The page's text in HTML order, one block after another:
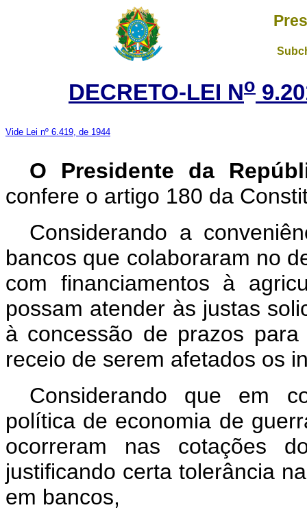
DECRETO-LEI No
Vide Lei nº 6.419, de 1944
O Presidente da
confere o artigo 180 da
Considerando a
bancos que colaboraram no
com financiamentos à
possam atender às justas
à concessão de prazos
receio de serem afetados os
Considerando que em
política de economia de
ocorreram nas cotações
justificando certa tolerância
em bancos,